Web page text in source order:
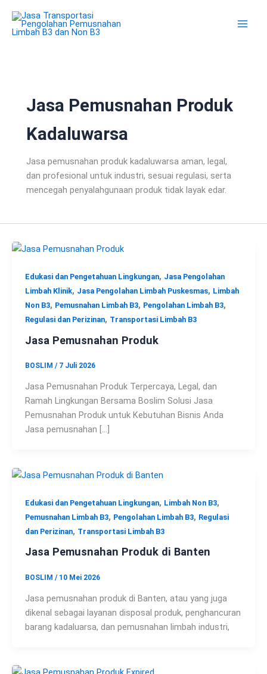
konten
Jasa Pemusnahan Produk
Kadaluwarsa
Jasa pemusnahan produk kadaluwarsa aman, legal,
dan profesional untuk industri, sesuai regulasi, serta
mencegah penyalahgunaan produk tidak layak edar.
Edukasi dan Pengetahuan Lingkungan, Jasa Pengolahan
Limbah Klinik, Jasa Pengolahan Limbah Puskesmas, Limbah
Non B3, Pemusnahan Limbah B3, Pengolahan Limbah B3,
Regulasi dan Perizinan, Transportasi Limbah B3
Jasa Pemusnahan Produk
BOSLIM / 7 Juli 2026
Jasa Pemusnahan Produk Terpercaya, Legal, dan
Ramah Lingkungan Bersama Boslim Solusi Jasa
Pemusnahan Produk untuk Kebutuhan Bisnis Anda
Jasa pemusnahan […]
Edukasi dan Pengetahuan Lingkungan, Limbah Non B3,
Pemusnahan Limbah B3, Pengolahan Limbah B3, Regulasi
dan Perizinan, Transportasi Limbah B3
Jasa Pemusnahan Produk di Banten
BOSLIM / 10 Mei 2026
Jasa pemusnahan produk di Banten, atau yang juga
dikenal sebagai layanan disposal produk, penghancuran
barang kadaluarsa, dan pemusnahan limbah industri,